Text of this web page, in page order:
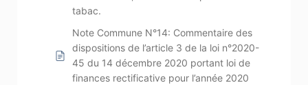
tabac.
Note Commune N°14: Commentaire des
dispositions de l’article 3 de la loi n°2020-
45 du 14 décembre 2020 portant loi de
finances rectificative pour l’année 2020